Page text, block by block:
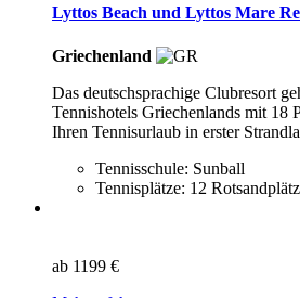
Lyttos Beach und Lyttos Mare
Griechenland
Das deutschsprachige Clubresort
Tennishotels Griechenlands mit 18
Ihren Tennisurlaub in erster
Tennisschule: Sunball
Tennisplätze: 12
ab 1199 €